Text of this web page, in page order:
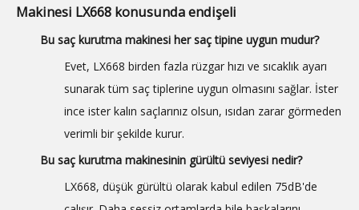
Makinesi LX668 konusunda endişeli
Bu saç kurutma makinesi her saç tipine uygun mudur?
Evet, LX668 birden fazla rüzgar hızı ve sıcaklık ayarı
sunarak tüm saç tiplerine uygun olmasını sağlar. İster
ince ister kalın saçlarınız olsun, ısıdan zarar görmeden
verimli bir şekilde kurur.
Bu saç kurutma makinesinin gürültü seviyesi nedir?
LX668, düşük gürültü olarak kabul edilen 75dB'de